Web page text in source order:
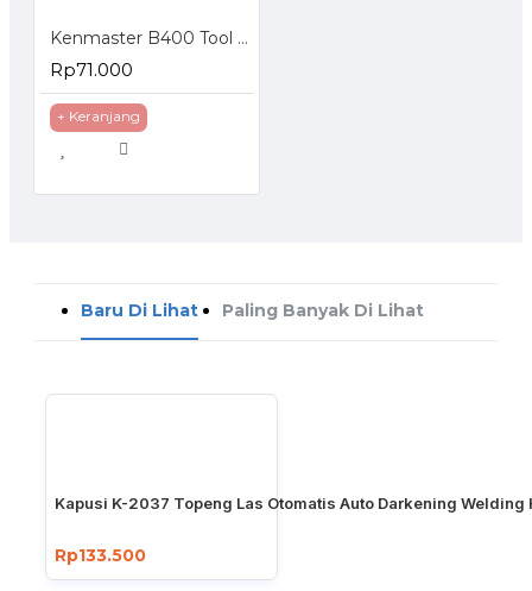
Kenmaster B400 Tool Box
Rp71.000
+ Keranjang
Baru Di Lihat Paling Banyak Di Lihat
Kapusi K-2037 Topeng Las Otomatis Auto Darkening Welding
Rp133.500